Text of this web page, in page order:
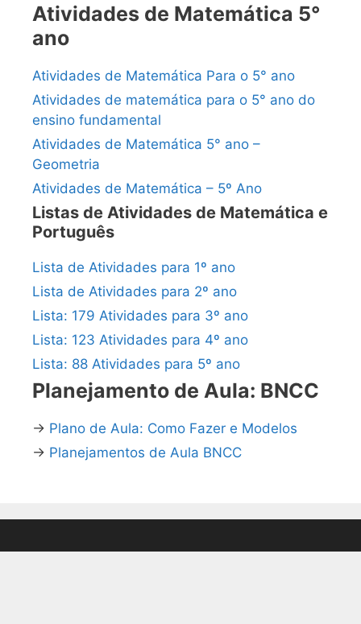
Atividades de Matemática 5°
ano
Atividades de Matemática Para o 5° ano
Atividades de matemática para o 5° ano do
ensino fundamental
Atividades de Matemática 5° ano –
Geometria
Atividades de Matemática – 5º Ano
Listas de Atividades de Matemática e
Português
Lista de Atividades para 1º ano
Lista de Atividades para 2º ano
Lista: 179 Atividades para 3º ano
Lista: 123 Atividades para 4º ano
Lista: 88 Atividades para 5º ano
Planejamento de Aula: BNCC
→ Plano de Aula: Como Fazer e Modelos
→ Planejamentos de Aula BNCC